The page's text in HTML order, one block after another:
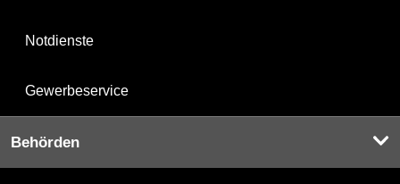
Notdienste
Gewerbeservice
Behörden